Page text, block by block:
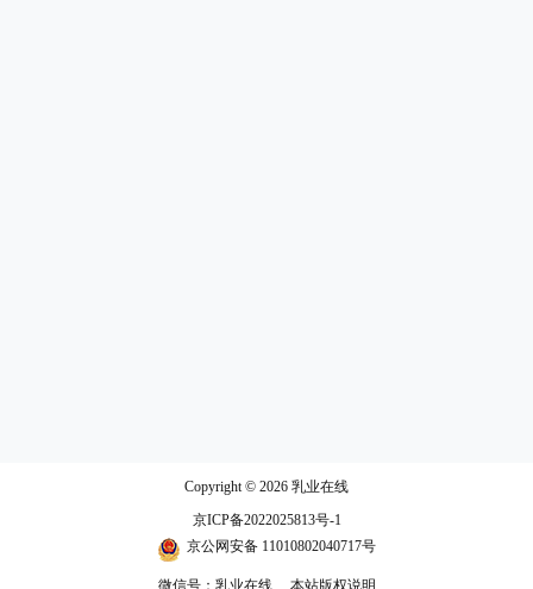
Copyright © 2026 乳业在线
京ICP备2022025813号-1
京公网安备 11010802040717号
微信号：乳业在线 本站版权说明